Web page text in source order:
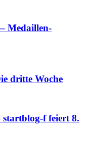
Medaillen-
dritte Woche
f feiert 8.